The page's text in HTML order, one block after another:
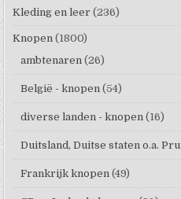
Kleding en leer (236)
Knopen (1800)
ambtenaren (26)
België - knopen (54)
diverse landen - knopen (16)
Duitsland, Duitse staten o.a.
Frankrijk knopen (49)